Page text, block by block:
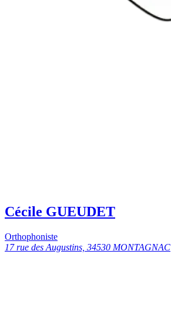
Cécile GUEUDET
Orthophoniste
17 rue des Augustins, 34530 MONTAGNAC